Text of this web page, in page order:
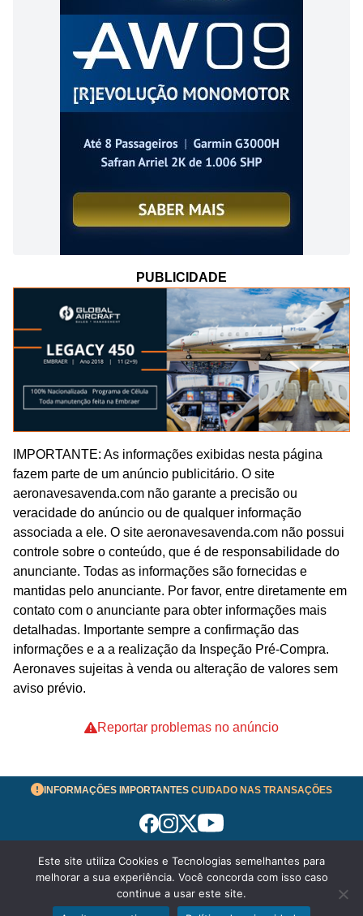
PUBLICIDADE
IMPORTANTE: As informações exibidas nesta página
fazem parte de um anúncio publicitário. O site
aeronavesavenda.com não garante a precisão ou
veracidade do anúncio ou de qualquer informação
associada a ele. O site aeronavesavenda.com não possui
controle sobre o conteúdo, que é de responsabilidade do
anunciante. Todas as informações são fornecidas e
mantidas pelo anunciante. Por favor, entre diretamente em
contato com o anunciante para obter informações mais
detalhadas. Importante sempre a confirmação das
informações e a a realização da Inspeção Pré-Compra.
Aeronaves sujeitas à venda ou alteração de valores sem
aviso prévio.
Reportar problemas no anúncio
INFORMAÇÕES IMPORTANTES CUIDADO NAS TRANSAÇÕES
Termos de Uso
© 2026 aeronavesavenda.com | Todos os Direitos
Reservados!
Este site utiliza Cookies e Tecnologias semelhantes para
melhorar a sua experiência. Você concorda com isso caso
continue a usar este site.